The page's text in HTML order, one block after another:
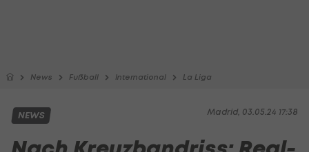
News Fußball International La Liga
Madrid, 03.05.24 17:38
NEWS